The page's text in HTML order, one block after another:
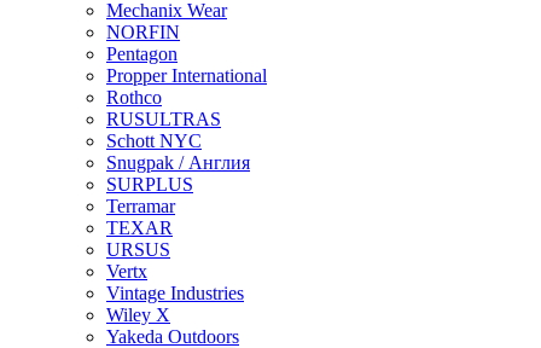
Mechanix Wear
NORFIN
Pentagon
Propper International
Rothco
RUSULTRAS
Schott NYC
Snugpak / Англия
SURPLUS
Terramar
TEXAR
URSUS
Vertx
Vintage Industries
Wiley X
Yakeda Outdoors